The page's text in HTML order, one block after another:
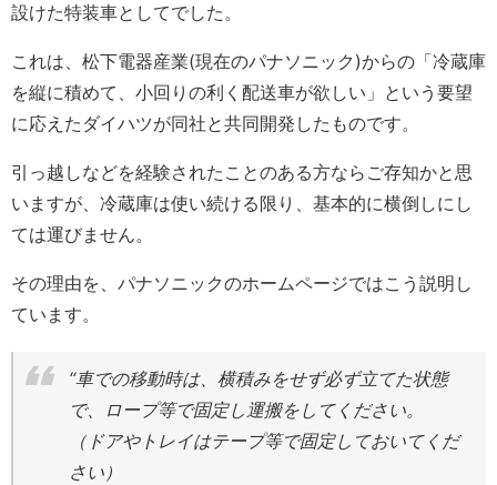
設けた特装車としてでした。
これは、松下電器産業(現在のパナソニック)からの「冷蔵庫
を縦に積めて、小回りの利く配送車が欲しい」という要望
に応えたダイハツが同社と共同開発したものです。
引っ越しなどを経験されたことのある方ならご存知かと思
いますが、冷蔵庫は使い続ける限り、基本的に横倒しにし
ては運びません。
その理由を、パナソニックのホームページではこう説明し
ています。
“車での移動時は、横積みをせず必ず立てた状態
で、ロープ等で固定し運搬をしてください。
（ドアやトレイはテープ等で固定しておいてくだ
さい）